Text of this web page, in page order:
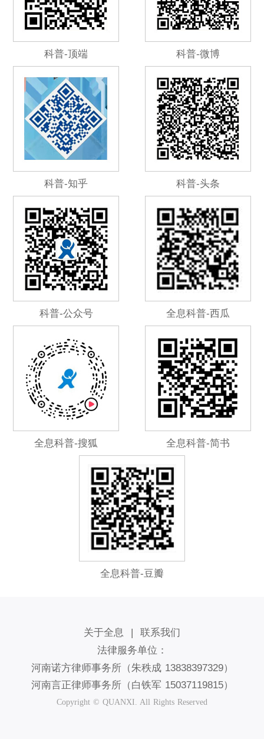
科普-顶端 科普-微博
科普-知乎 科普-头条
科普-公众号 全息科普-西瓜
全息科普-搜狐 全息科普-简书
全息科普-豆瓣
关于全息 | 联系我们
法律服务单位：
河南诺方律师事务所（朱秩成 13838397329）
河南言正律师事务所（白铁军 15037119815）
Copyright © QUANXI. All Rights Reserved